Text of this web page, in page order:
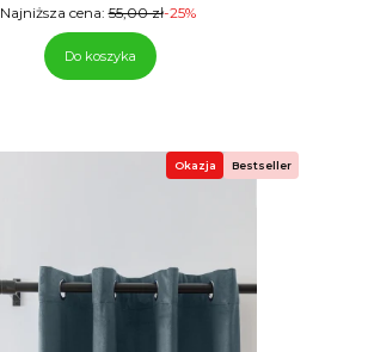
Najniższa cena: 55,00 zł-25%
Do koszyka
Okazja Bestseller